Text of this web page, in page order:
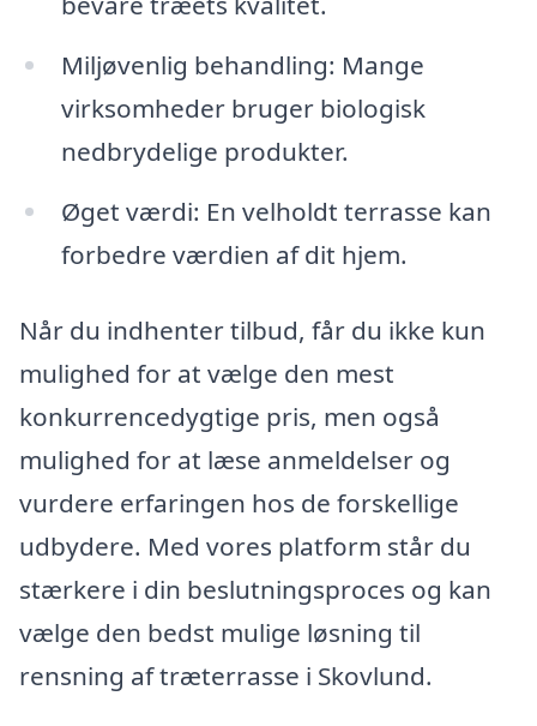
Miljøvenlig behandling: Mange
virksomheder bruger biologisk
nedbrydelige produkter.
Øget værdi: En velholdt terrasse kan
forbedre værdien af dit hjem.
Når du indhenter tilbud, får du ikke kun
mulighed for at vælge den mest
konkurrencedygtige pris, men også
mulighed for at læse anmeldelser og
vurdere erfaringen hos de forskellige
udbydere. Med vores platform står du
stærkere i din beslutningsproces og kan
vælge den bedst mulige løsning til
rensning af træterrasse i Skovlund.